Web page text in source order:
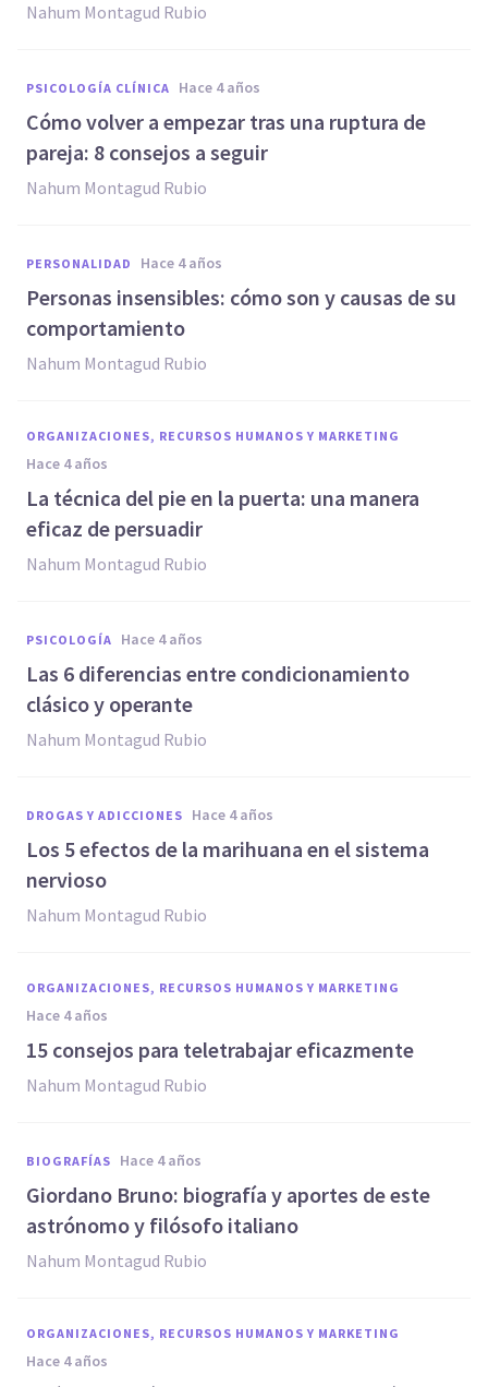
Nahum Montagud Rubio
PSICOLOGÍA CLÍNICA hace 4 años
Cómo volver a empezar tras una ruptura de
pareja: 8 consejos a seguir
Nahum Montagud Rubio
PERSONALIDAD hace 4 años
Personas insensibles: cómo son y causas de su
comportamiento
Nahum Montagud Rubio
ORGANIZACIONES, RECURSOS HUMANOS Y MARKETING
hace 4 años
La técnica del pie en la puerta: una manera
eficaz de persuadir
Nahum Montagud Rubio
PSICOLOGÍA hace 4 años
Las 6 diferencias entre condicionamiento
clásico y operante
Nahum Montagud Rubio
DROGAS Y ADICCIONES hace 4 años
Los 5 efectos de la marihuana en el sistema
nervioso
Nahum Montagud Rubio
ORGANIZACIONES, RECURSOS HUMANOS Y MARKETING
hace 4 años
15 consejos para teletrabajar eficazmente
Nahum Montagud Rubio
BIOGRAFÍAS hace 4 años
Giordano Bruno: biografía y aportes de este
astrónomo y filósofo italiano
Nahum Montagud Rubio
ORGANIZACIONES, RECURSOS HUMANOS Y MARKETING
hace 4 años